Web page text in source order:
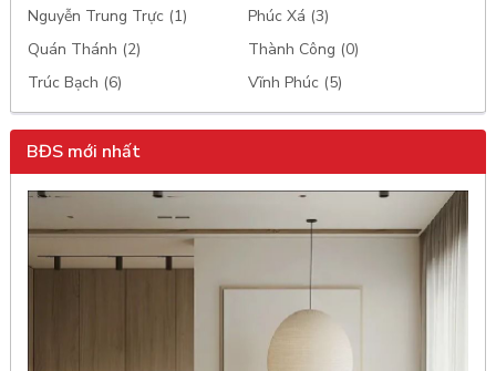
Nguyễn Trung Trực (1)
Phúc Xá (3)
Quán Thánh (2)
Thành Công (0)
Trúc Bạch (6)
Vĩnh Phúc (5)
BĐS mới nhất